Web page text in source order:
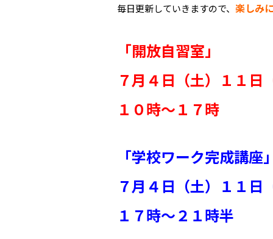
毎日更新していきますので、 楽しみ
「開放自習室」
７月４日（土）１１日
１０時～１７時
「学校ワーク完成講座」
７月４日（土）１１日
１７時～２１時半